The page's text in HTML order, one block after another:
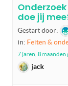
doe jij
Gestart door:
in: Feiten &
7 jaren, 8 maanden
jack